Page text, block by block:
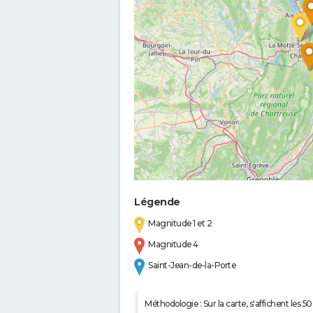
Légende
Magnitude 1 et 2
Magnitude 4
Saint-Jean-de-la-Porte
Méthodologie : Sur la carte, s'affichent les